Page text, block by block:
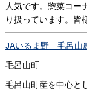
人気です。惣菜コー
り扱っています。皆
JAいるま野 毛呂山
毛呂山町
毛呂山町産を中心と